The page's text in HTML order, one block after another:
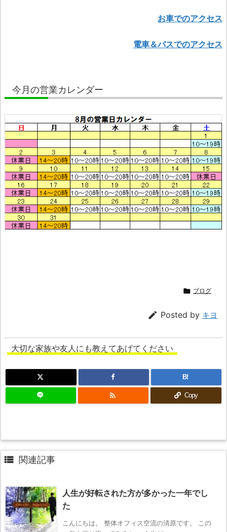
お車でのアクセス
電車＆バスでのアクセス
今月の営業カレンダー
 ブログ
 Posted by キヨ
大切な家族や友人にも教えてあげてください
B!
 Copy
 関連記事
人生が好転された方が多かった一年でし
た
こんにちは。 整体オフィス空流の清原です。 この